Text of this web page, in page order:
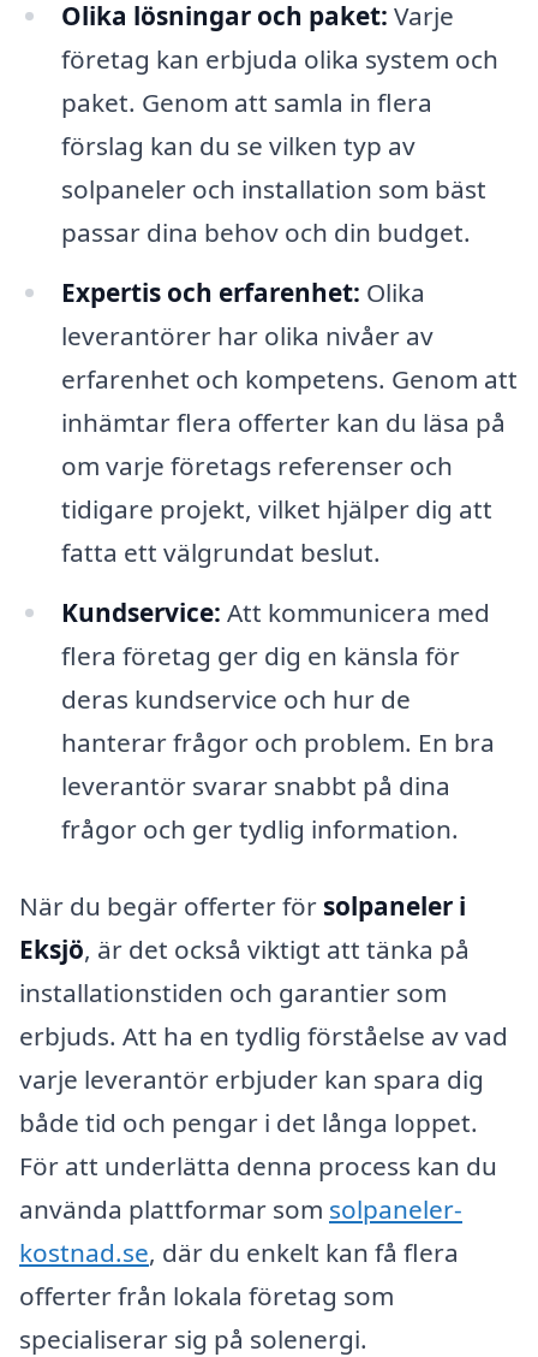
Olika lösningar och paket: Varje
företag kan erbjuda olika system och
paket. Genom att samla in flera
förslag kan du se vilken typ av
solpaneler och installation som bäst
passar dina behov och din budget.
Expertis och erfarenhet: Olika
leverantörer har olika nivåer av
erfarenhet och kompetens. Genom att
inhämtar flera offerter kan du läsa på
om varje företags referenser och
tidigare projekt, vilket hjälper dig att
fatta ett välgrundat beslut.
Kundservice: Att kommunicera med
flera företag ger dig en känsla för
deras kundservice och hur de
hanterar frågor och problem. En bra
leverantör svarar snabbt på dina
frågor och ger tydlig information.
När du begär offerter för solpaneler i
Eksjö, är det också viktigt att tänka på
installationstiden och garantier som
erbjuds. Att ha en tydlig förståelse av vad
varje leverantör erbjuder kan spara dig
både tid och pengar i det långa loppet.
För att underlätta denna process kan du
använda plattformar som solpaneler-
kostnad.se, där du enkelt kan få flera
offerter från lokala företag som
specialiserar sig på solenergi.